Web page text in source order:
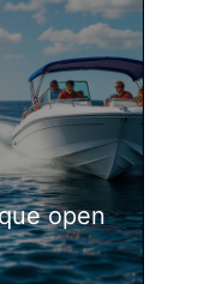
open